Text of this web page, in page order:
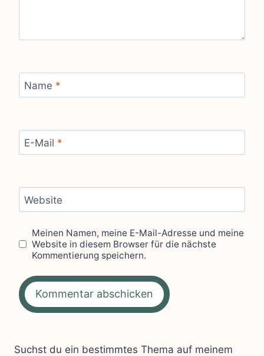
Name *
E-Mail *
Website
Meinen Namen, meine E-Mail-Adresse und meine
Website in diesem Browser für die nächste
Kommentierung speichern.
Suchst du ein bestimmtes Thema auf meinem